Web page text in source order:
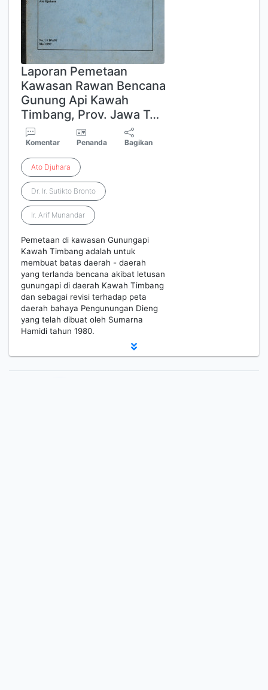
Laporan Pemetaan
Kawasan Rawan Bencana
Gunung Api Kawah
Timbang, Prov. Jawa T…
Komentar Penanda Bagikan
Ato Djuhara
Dr. Ir. Sutikto Bronto
Ir. Arif Munandar
Pemetaan di kawasan Gunungapi
Kawah Timbang adalah untuk
membuat batas daerah - daerah
yang terlanda bencana akibat letusan
gunungapi di daerah Kawah Timbang
dan sebagai revisi terhadap peta
daerah bahaya Pengunungan Dieng
yang telah dibuat oleh Sumarna
Hamidi tahun 1980.